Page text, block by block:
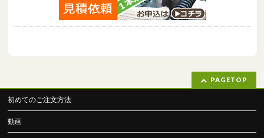
PAGETOP
初めてのご注文方法
動画